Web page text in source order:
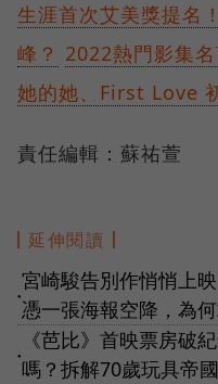
生涯首次艾美獎提名
峰？ 2022熱門影集
她的她、First Love
責任編輯：蘇祐萱
延伸閱讀
●
宮崎駿告別作悄悄上
憑一張海報空降，為
●
《芭比》首映票房破
嗎？拆解70歲玩具帝